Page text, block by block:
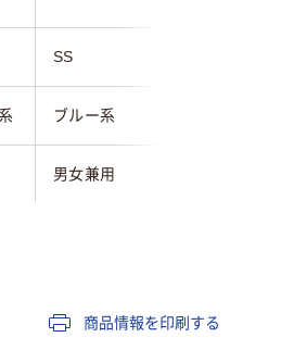
SS
ブルー系
男女兼用
商品情報を印刷する